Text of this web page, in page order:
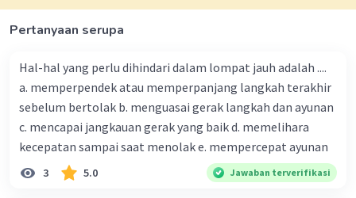
Pertanyaan serupa
Hal-hal yang perlu dihindari dalam lompat jauh adalah ....
a. memperpendek atau memperpanjang langkah terakhir
sebelum bertolak b. menguasai gerak langkah dan ayunan
c. mencapai jangkauan gerak yang baik d. memelihara
kecepatan sampai saat menolak e. mempercepat ayunan
3 5.0 Jawaban terverifikasi